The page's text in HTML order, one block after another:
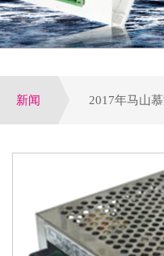
新闻 2017年马山
公司荣获电
参加第四届